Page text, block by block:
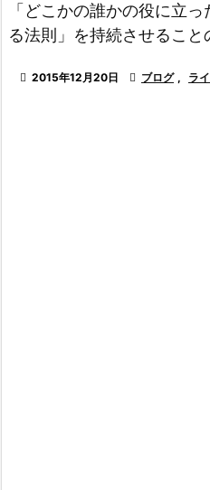
「どこかの誰かの役に立
る法則」を持続させること
 2015年12月20日  ブログ , ラ